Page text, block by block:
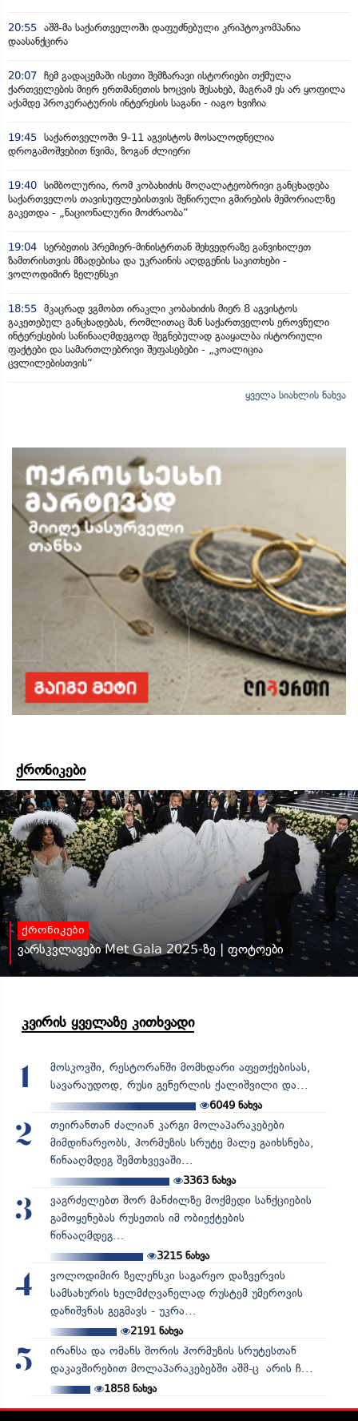
20:55 აშშ-მა საქართველოში დაფუძნებული კრიპტოკომპანია
დაასანქცირა
20:07 ჩემ გადაცემაში ისეთი შემზარავი ისტორიები თქმულა
ქართველების მიერ ერთმანეთის ხოცვის შესახებ, მაგრამ ეს არ ყოფილა
აქამდე პროკურატურის ინტერესის საგანი - იაგო ხვიჩია
19:45 საქართველოში 9-11 აგვისტოს მოსალოდნელია
დროგამოშვებით წვიმა, ზოგან ძლიერი
19:40 სიმბოლურია, რომ კობახიძის მოღალატეობრივი განცხადება
საქართველოს თავისუფლებისთვის შეწირული გმირების მემორიალზე
გაკეთდა - „ნაციონალური მოძრაობა“
19:04 სერბეთის პრემიერ-მინისტრთან შეხვედრაზე განვიხილეთ
ზამთრისთვის მზადებისა და უკრაინის აღდგენის საკითხები -
ვოლოდიმირ ზელენსკი
18:55 მკაცრად ვგმობთ ირაკლი კობახიძის მიერ 8 აგვისტოს
გაკეთებულ განცხადებას, რომლითაც მან საქართველოს ეროვნული
ინტერესების საწინააღმდეგოდ შეგნებულად გააყალბა ისტორიული
ფაქტები და სამართლებრივი შეფასებები - „კოალიცია
ცვლილებისთვის“
ყველა სიახლის ნახვა
ქრონიკები
ქრონიკები
ვარსკვლავები Met Gala 2025-ზე | ფოტოები
კვირის ყველაზე კითხვადი
1
მოსკოვში, რესტორანში მომხდარი აფეთქებისას,
სავარაუდოდ, რუსი გენერლის ქალიშვილი და...
6049 ნახვა
2
თეირანთან ძალიან კარგი მოლაპარაკებები
მიმდინარეობს, ჰორმუზის სრუტე მალე გაიხსნება,
წინააღმდეგ შემთხვევაში...
3363ნახვა
3
ვაგრძელებთ შორ მანძილზე მოქმედი სანქციების
გამოყენებას რუსეთის იმ ობიექტების
წინააღმდეგ...
3215ნახვა
4
ვოლოდიმირ ზელენსკი საგარეო დაზვერვის
სამსახურის ხელმძღვანელად რუსტემ უმეროვის
დანიშვნას გეგმავს - უკრა...
2191ნახვა
5
ირანსა და ომანს შორის ჰორმუზის სრუტესთან
დაკავშირებით მოლაპარაკებებში აშშ-ც არის ჩ...
1858ნახვა